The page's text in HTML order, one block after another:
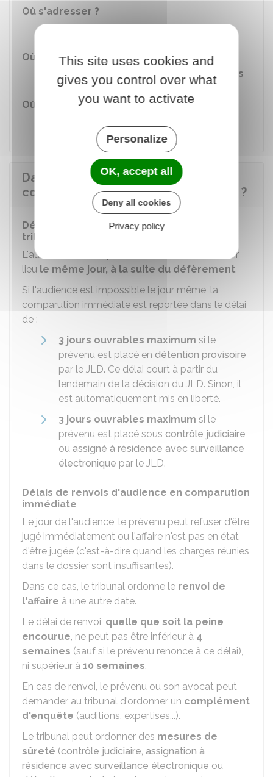
Où s'adresser ?
Où s'adresser ?
116 006 - Numéro d'aide aux victimes
Où s'adresser ?
Dans quels délais l'audience de
comparution immédiate a-t-elle lieu ?
Délais pour comparaitre à l'audience du
tribunal correctionnel
L'audience de comparution immédiate doit avoir
lieu le même jour, à la suite du défèrement.
Si l'audience est impossible le jour même, la
comparution immédiate est reportée dans le délai
de :
3 jours ouvrables maximum si le
prévenu est placé en détention provisoire
par le JLD. Ce délai court à partir du
lendemain de la décision du JLD. Sinon, il
est automatiquement mis en liberté.
3 jours ouvrables maximum si le
prévenu est placé sous contrôle judiciaire
ou assigné à résidence avec surveillance
électronique par le JLD.
Délais de renvois d'audience en comparution
immédiate
Le jour de l'audience, le prévenu peut refuser d'être
jugé immédiatement ou l'affaire n'est pas en état
d'être jugée (c'est-à-dire quand les charges réunies
dans le dossier sont insuffisantes).
Dans ce cas, le tribunal ordonne le renvoi de
l'affaire à une autre date.
Le délai de renvoi, quelle que soit la peine
encourue, ne peut pas être inférieur à 4
semaines (sauf si le prévenu renonce à ce délai),
ni supérieur à 10 semaines.
En cas de renvoi, le prévenu ou son avocat peut
demander au tribunal d'ordonner un complément
d'enquête (auditions, expertises...).
Le tribunal peut ordonner des mesures de
sûreté (contrôle judiciaire, assignation à
résidence avec surveillance électronique ou
This site uses cookies and
gives you control over what
you want to activate
Personalize
OK, accept all
Deny all cookies
Privacy policy